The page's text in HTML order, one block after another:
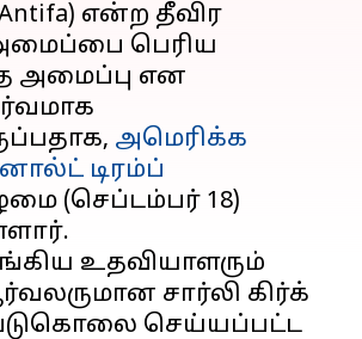
என்ற தீவிர
பெரிய
அமைப்பு என
அமெரிக்க
டிரம்ப்
(செப்டம்பர் 18)
உதவியாளரும்
சார்லி கிர்க்
செய்யப்பட்ட